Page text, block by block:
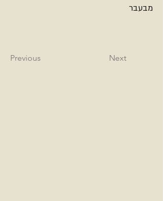
מבעבר
Previous Next